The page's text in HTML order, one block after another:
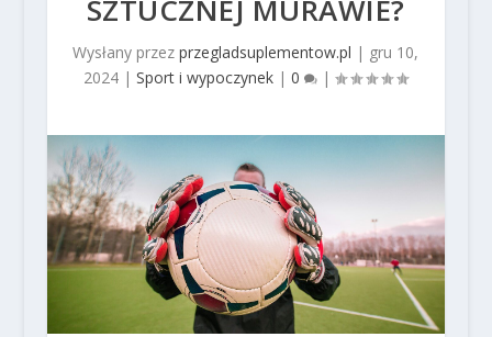
SZTUCZNEJ MURAWIE?
Wysłany przezprzegladsuplementow.pl | gru 10,
2024 |Sport i wypoczynek |0 |